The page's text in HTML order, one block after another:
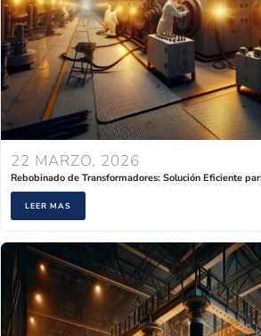
22 MARZO, 2026
Rebobinado de Transformadores: Solución Eficiente
LEER MAS